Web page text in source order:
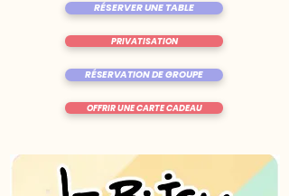
RÉSERVER UNE TABLE
OFFRIR UNE CARTE CADEAU
RÉSERVATION DE GROUPE
PRIVATISATION